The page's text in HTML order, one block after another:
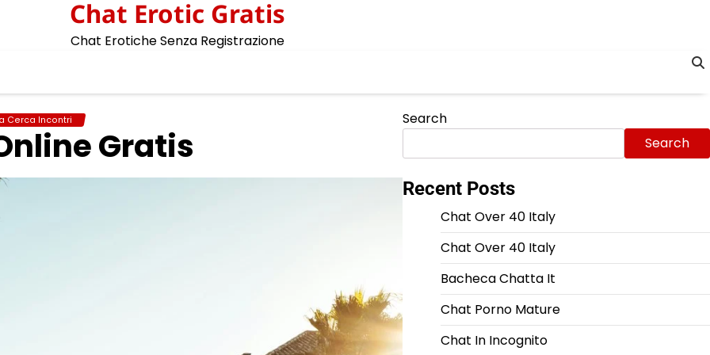
Chat Erotic Gratis
Chat Erotiche Senza Registrazione
Cerca Incontri
Gratis
Search
Search
Recent Posts
Chat Over 40 Italy
Chat Over 40 Italy
Bacheca Chatta It
Chat Porno Mature
Chat In Incognito